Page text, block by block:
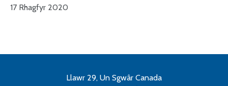
17 Rhagfyr 2020
Llawr 29, Un Sgwâr Canada